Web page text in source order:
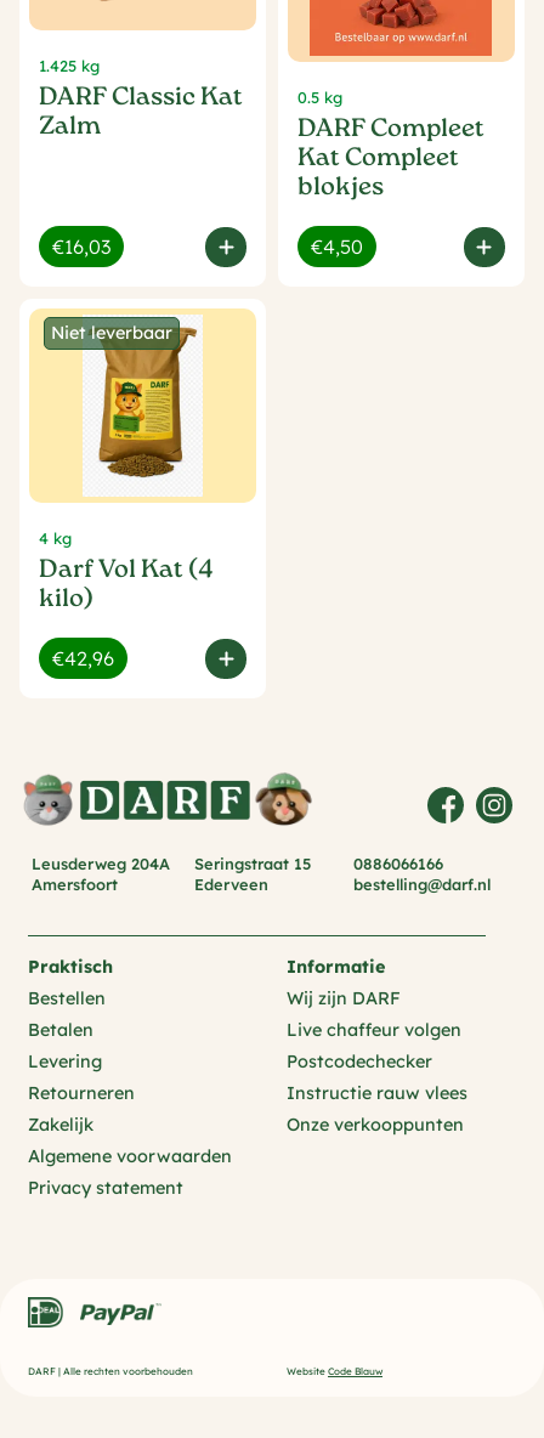
1.425 kg
DARF Classic Kat
Zalm
€16,03
0.5 kg
DARF Compleet
Kat Compleet
blokjes
€4,50
Niet leverbaar
4 kg
Darf Vol Kat (4
kilo)
€42,96
Leusderweg 204A
Amersfoort
Seringstraat 15
Ederveen
0886066166
bestelling@darf.nl
Praktisch
Bestellen
Betalen
Levering
Retourneren
Zakelijk
Algemene voorwaarden
Privacy statement
Informatie
Wij zijn DARF
Live chaffeur volgen
Postcodechecker
Instructie rauw vlees
Onze verkooppunten
DARF | Alle rechten voorbehouden Website Code Blauw